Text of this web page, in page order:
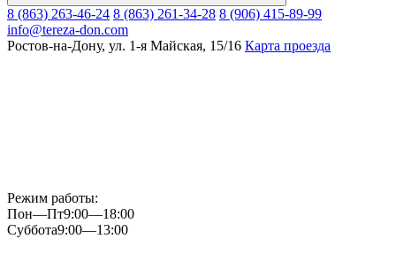
8 (863) 263-46-24 8 (863) 261-34-28 8 (906) 415-89-99
info@tereza-don.com
Ростов-на-Дону, ул. 1-я Майская, 15/16 Карта проезда
Режим работы:
Пон—Пт9:00—18:00
Суббота9:00—13:00